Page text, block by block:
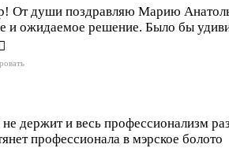
От души поздравляю Марию
и ожидаемое решение. Было бы
держит и весь профессионализм
профессионала в мэрское болото